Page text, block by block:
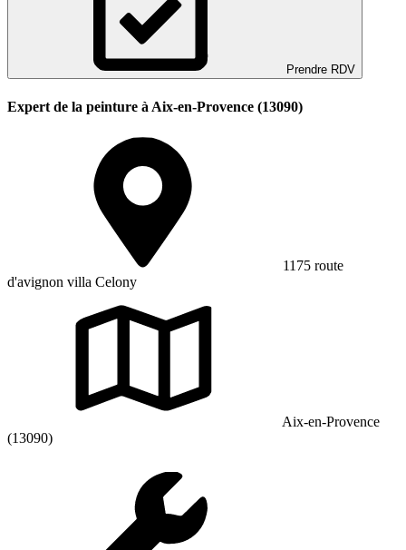
Prendre RDV
Expert de la peinture à Aix-en-Provence (13090)
1175 route
d'avignon villa Celony
Aix-en-Provence
(13090)